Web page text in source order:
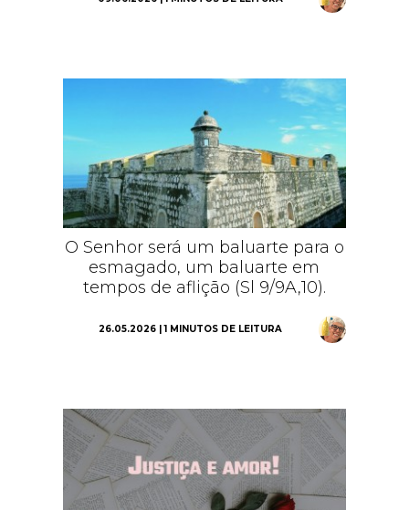
O Senhor será um baluarte para o
esmagado, um baluarte em
tempos de aflição (Sl 9/9A,10).
26.05.2026 | 1 MINUTOS DE LEITURA